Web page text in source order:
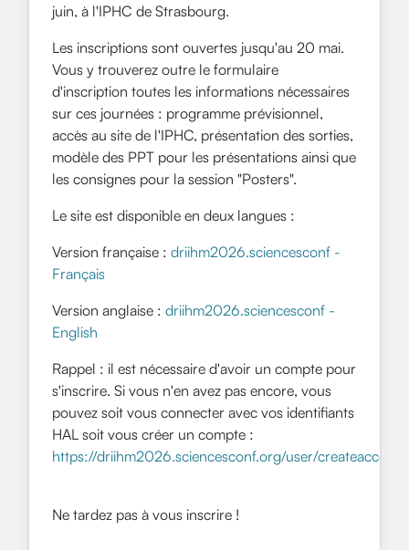
juin, à l'IPHC de Strasbourg.
Les inscriptions sont ouvertes jusqu'au 20 mai.
Vous y trouverez outre le formulaire
d'inscription toutes les informations nécessaires
sur ces journées : programme prévisionnel,
accès au site de l'IPHC, présentation des sorties,
modèle des PPT pour les présentations ainsi que
les consignes pour la session "Posters".
Le site est disponible en deux langues :
Version française : driihm2026.sciencesconf -
Français
Version anglaise : driihm2026.sciencesconf -
English
Rappel : il est nécessaire d'avoir un compte pour
s'inscrire. Si vous n'en avez pas encore, vous
pouvez soit vous connecter avec vos identifiants
HAL soit vous créer un compte :
https://driihm2026.sciencesconf.org/user/createaccount
Ne tardez pas à vous inscrire !